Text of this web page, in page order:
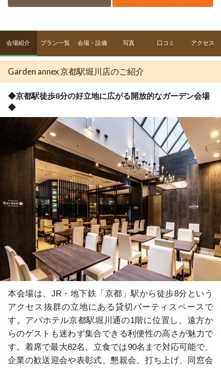
会場紹介 プラン一覧 会場・設備 写真 口コミ アクセス
Garden annex 京都駅堀川店のご紹介
◆京都駅徒歩8分の好立地に広がる開放的なガーデン会場
◆
本会場は、JR・地下鉄「京都」駅から徒歩8分という
アクセス抜群の立地にある貸切パーティスペースで
す。アパホテル京都駅堀川通の1階に位置し、遠方か
らのゲストも迷わず集合できる利便性の高さが魅力で
す。着席で最大82名、立食では90名まで対応可能で、
企業の歓送迎会や表彰式、懇親会、打ち上げ、同窓会